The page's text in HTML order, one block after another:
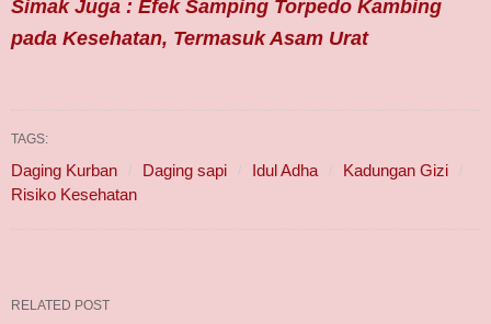
Simak Juga : Efek Samping Torpedo Kambing
pada Kesehatan, Termasuk Asam Urat
TAGS:
Daging Kurban Daging sapi Idul Adha
Kadungan Gizi
Risiko Kesehatan
RELATED POST